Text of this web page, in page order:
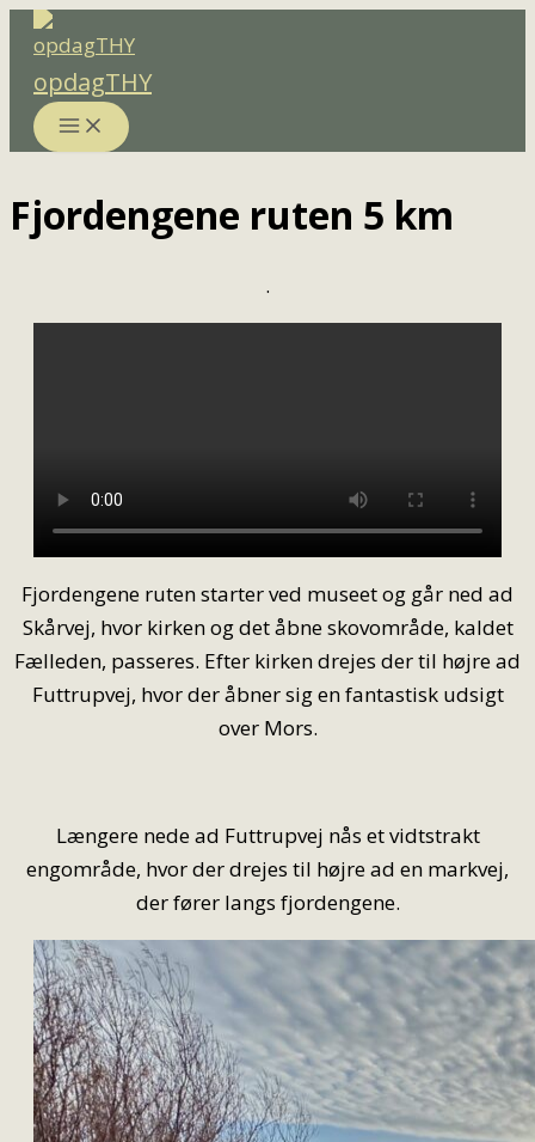
Gå
indholdet
opdagTHY
Fjordengene ruten 5 km
.
Fjordengene ruten starter ved museet og går ned ad
Skårvej, hvor kirken og det åbne skovområde, kaldet
Fælleden, passeres. Efter kirken drejes der til højre ad
Futtrupvej, hvor der åbner sig en fantastisk udsigt
over Mors.
Længere nede ad Futtrupvej nås et vidtstrakt
engområde, hvor der drejes til højre ad en markvej,
der fører langs fjordengene.